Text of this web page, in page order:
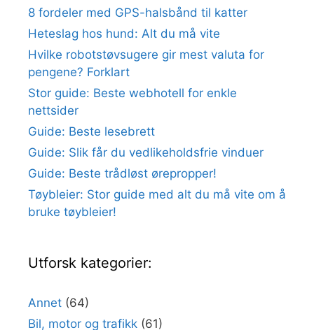
8 fordeler med GPS-halsbånd til katter
Heteslag hos hund: Alt du må vite
Hvilke robotstøvsugere gir mest valuta for
pengene? Forklart
Stor guide: Beste webhotell for enkle
nettsider
Guide: Beste lesebrett
Guide: Slik får du vedlikeholdsfrie vinduer
Guide: Beste trådløst ørepropper!
Tøybleier: Stor guide med alt du må vite om å
bruke tøybleier!
Utforsk kategorier:
Annet (64)
Bil, motor og trafikk (61)